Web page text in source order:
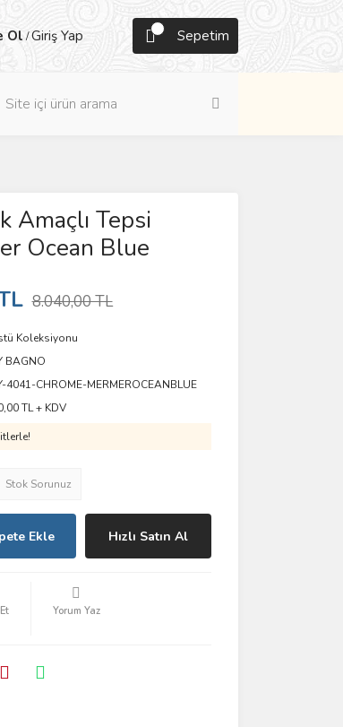
Ol /Giriş Yap Sepetim
Amaçlı Tepsi
Ocean Blue
8.040,00 TL
Koleksiyonu
BAGNO
4041-CHROME-MERMEROCEANBLUE
TL + KDV
Stok Sorunuz
Ekle Hızlı Satın Al
Yorum Yaz